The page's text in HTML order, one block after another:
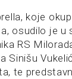
koje
osudilo je
RS
Sinišu
te